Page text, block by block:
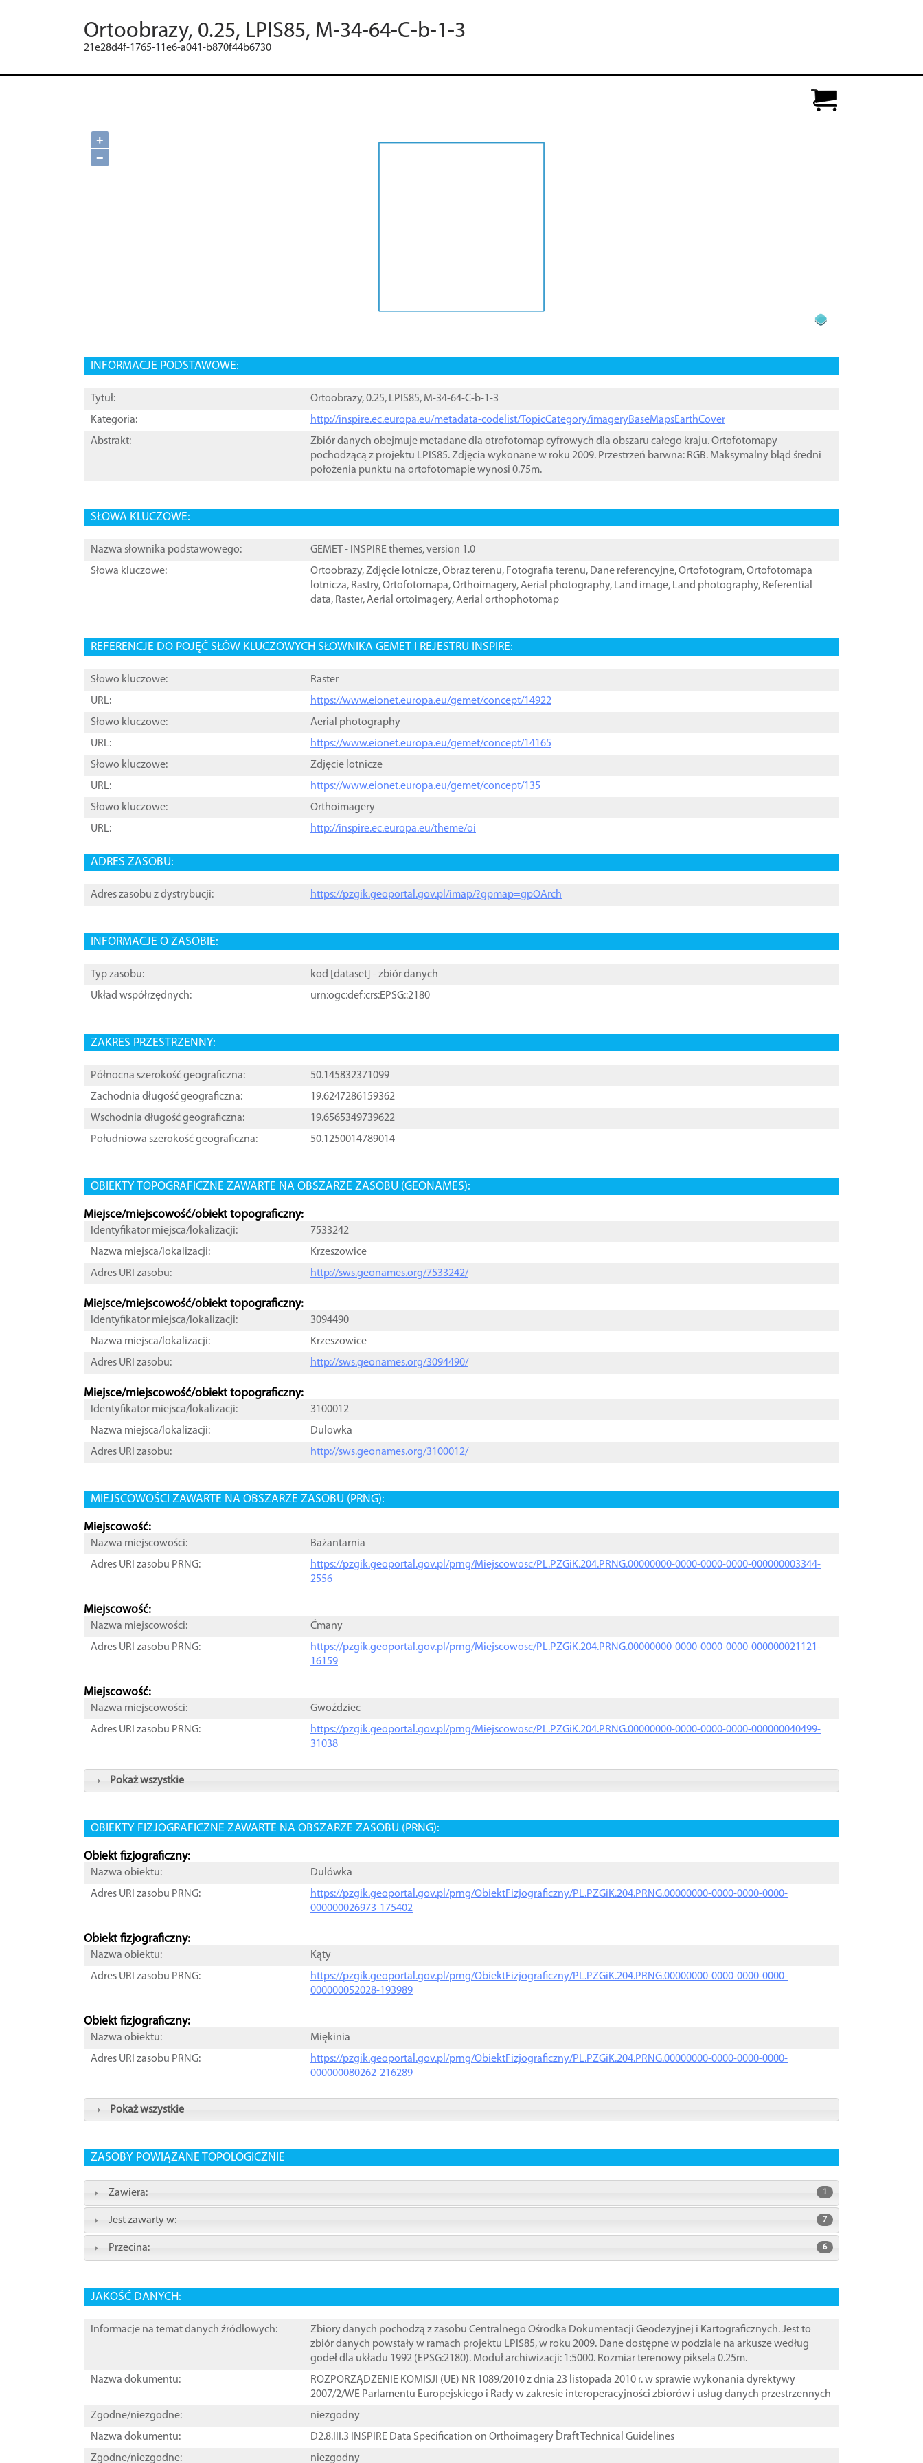
Ortoobrazy, 0.25, LPIS85, M-34-64-C-b-1-3
21e28d4f-1765-11e6-a041-b870f44b6730
+
−
INFORMACJE PODSTAWOWE:
Tytuł:
Ortoobrazy, 0.25, LPIS85, M-34-64-C-b-1-3
Kategoria:
http://inspire.ec.europa.eu/metadata-codelist/TopicCategory/imageryBaseMapsEarthCover
Abstrakt:
Zbiór danych obejmuje metadane dla otrofotomap cyfrowych dla obszaru całego kraju. Ortofotomapy
pochodzącą z projektu LPIS85. Zdjęcia wykonane w roku 2009. Przestrzeń barwna: RGB. Maksymalny błąd średni
położenia punktu na ortofotomapie wynosi 0.75m.
SŁOWA KLUCZOWE:
Nazwa słownika podstawowego:
GEMET - INSPIRE themes, version 1.0
Słowa kluczowe:
Ortoobrazy,Zdjęcie lotnicze,Obraz terenu, Fotografia terenu, Dane referencyjne,Ortofotogram,Ortofotomapa
lotnicza, Rastry,Ortofotomapa,Orthoimagery,Aerial photography, Land image, Land photography, Referential
data, Raster,Aerial ortoimagery,Aerial orthophotomap
REFERENCJE DO POJĘĆ SŁÓW KLUCZOWYCH SŁOWNIKA GEMET I REJESTRU INSPIRE:
Słowo kluczowe:
Raster
URL:
https://www.eionet.europa.eu/gemet/concept/14922
Słowo kluczowe:
Aerial photography
URL:
https://www.eionet.europa.eu/gemet/concept/14165
Słowo kluczowe:
Zdjęcie lotnicze
URL:
https://www.eionet.europa.eu/gemet/concept/135
Słowo kluczowe:
Orthoimagery
URL:
http://inspire.ec.europa.eu/theme/oi
ADRES ZASOBU:
Adres zasobu z dystrybucji: https://pzgik.geoportal.gov.pl/imap/?gpmap=gpOArch
INFORMACJE O ZASOBIE:
Typ zasobu: kod [ dataset ] - zbiór danych
Układ współrzędnych:
urn:ogc:def:crs:EPSG::2180
ZAKRES PRZESTRZENNY:
Północna szerokość geograficzna:
50.145832371099
Zachodnia długość geograficzna:
19.6247286159362
Wschodnia długość geograficzna:
19.6565349739622
Południowa szerokość geograficzna:
50.1250014789014
OBIEKTY TOPOGRAFICZNE ZAWARTE NA OBSZARZE ZASOBU (GEONAMES):
Miejsce/miejscowość/obiekt topograficzny:
Identyfikator miejsca/lokalizacji:
7533242
Nazwa miejsca/lokalizacji:
Krzeszowice
Adres URI zasobu:
http://sws.geonames.org/7533242/
Miejsce/miejscowość/obiekt topograficzny:
Identyfikator miejsca/lokalizacji:
3094490
Nazwa miejsca/lokalizacji:
Krzeszowice
Adres URI zasobu:
http://sws.geonames.org/3094490/
Miejsce/miejscowość/obiekt topograficzny:
Identyfikator miejsca/lokalizacji:
3100012
Nazwa miejsca/lokalizacji:
Dulowka
Adres URI zasobu:
http://sws.geonames.org/3100012/
MIEJSCOWOŚCI ZAWARTE NA OBSZARZE ZASOBU (PRNG):
Miejscowość:
Nazwa miejscowości:
Bażantarnia
Adres URI zasobu PRNG:
https://pzgik.geoportal.gov.pl/prng/Miejscowosc/PL.PZGiK.204.PRNG.00000000-0000-0000-0000-000000003344-
2556
Miejscowość:
Nazwa miejscowości:
Ćmany
Adres URI zasobu PRNG:
https://pzgik.geoportal.gov.pl/prng/Miejscowosc/PL.PZGiK.204.PRNG.00000000-0000-0000-0000-000000021121-
16159
Miejscowość:
Nazwa miejscowości:
Gwoździec
Adres URI zasobu PRNG:
https://pzgik.geoportal.gov.pl/prng/Miejscowosc/PL.PZGiK.204.PRNG.00000000-0000-0000-0000-000000040499-
31038
Pokaż wszystkie
OBIEKTY FIZJOGRAFICZNE ZAWARTE NA OBSZARZE ZASOBU (PRNG):
Obiekt fizjograficzny:
Nazwa obiektu:
Dulówka
Adres URI zasobu PRNG:
https://pzgik.geoportal.gov.pl/prng/ObiektFizjograficzny/PL.PZGiK.204.PRNG.00000000-0000-0000-0000-
000000026973-175402
Obiekt fizjograficzny:
Nazwa obiektu:
Kąty
Adres URI zasobu PRNG:
https://pzgik.geoportal.gov.pl/prng/ObiektFizjograficzny/PL.PZGiK.204.PRNG.00000000-0000-0000-0000-
000000052028-193989
Obiekt fizjograficzny:
Nazwa obiektu:
Miękinia
Adres URI zasobu PRNG:
https://pzgik.geoportal.gov.pl/prng/ObiektFizjograficzny/PL.PZGiK.204.PRNG.00000000-0000-0000-0000-
000000080262-216289
Pokaż wszystkie
ZASOBY POWIĄZANE TOPOLOGICZNIE
Zawiera: 1
Jest zawarty w: 7
Przecina: 6
JAKOŚĆ DANYCH:
Informacje na temat danych źródłowych:
Zbiory danych pochodzą z zasobu Centralnego Ośrodka Dokumentacji Geodezyjnej i Kartograficznych. Jest to
zbiór danych powstały w ramach projektu LPIS85, w roku 2009. Dane dostępne w podziale na arkusze według
godeł dla układu 1992 (EPSG:2180). Moduł archiwizacji: 1:5000. Rozmiar terenowy piksela 0.25m.
Nazwa dokumentu:
ROZPORZĄDZENIE KOMISJI (UE) NR 1089/2010 z dnia 23 listopada 2010 r. w sprawie wykonania dyrektywy
2007/2/WE Parlamentu Europejskiego i Rady w zakresie interoperacyjności zbiorów i usług danych przestrzennych
Zgodne/niezgodne:
niezgodny
Nazwa dokumentu:
D2.8.III.3 INSPIRE Data Specification on Orthoimagery ֠Draft Technical Guidelines
Zgodne/niezgodne:
niezgodny